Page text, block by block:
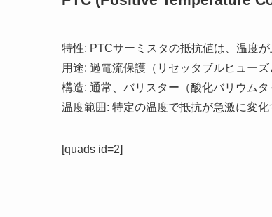
特性: PTCサーミスタの抵抗値は、温度が
用途: 過電流保護（リセッタブルヒュー
構造: 通常、バリスター（酸化バリウム
温度範囲: 特定の温度で抵抗が急激に変
[quads id=2]